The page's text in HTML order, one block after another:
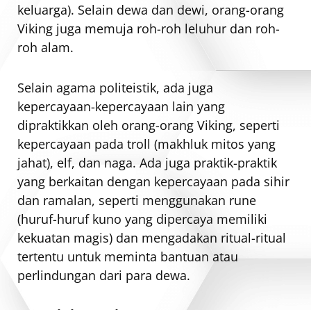
keluarga). Selain dewa dan dewi, orang-orang
Viking juga memuja roh-roh leluhur dan roh-
roh alam.
Selain agama politeistik, ada juga
kepercayaan-kepercayaan lain yang
dipraktikkan oleh orang-orang Viking, seperti
kepercayaan pada troll (makhluk mitos yang
jahat), elf, dan naga. Ada juga praktik-praktik
yang berkaitan dengan kepercayaan pada sihir
dan ramalan, seperti menggunakan rune
(huruf-huruf kuno yang dipercaya memiliki
kekuatan magis) dan mengadakan ritual-ritual
tertentu untuk meminta bantuan atau
perlindungan dari para dewa.